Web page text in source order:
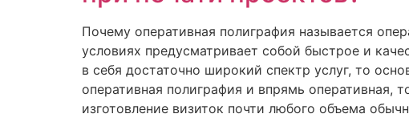
Почему оперативная полиграфия называется
условиях предусматривает собой быстрое и
в себя достаточно широкий спектр услуг, то
оперативная полиграфия и впрямь оперативная,
изготовление визиток почти любого объема